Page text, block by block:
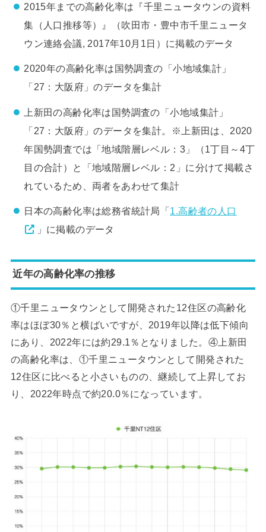
2015年までの高齢化率は『千里ニュータウンの資料
集（人口推移等）』（吹田市・豊中市千里ニュータ
ウン連絡会議, 2017年10月1日）に掲載のデータ
2020年の高齢化率は国勢調査の「小地域集計」
「27：大阪府」のデータを集計
上新田の高齢化率は国勢調査の「小地域集計」
「27：大阪府」のデータを集計。※上新田は、2020
年国勢調査では「地域階層レベル：3」（1丁目～4丁
目の合計）と「地域階層レベル：2」に分けて掲載さ
れているため、両者をあわせて集計
日本の高齢化率は総務省統計局「1.高齢者の人口
」に掲載のデータ
近年の高齢化率の推移
①千里ニュータウンとして開発された12住区の高齢化
率はほぼ30％と横ばいですが、2019年以降は低下傾向
にあり、2022年には約29.1％となりました。④上新田
の高齢化率は、①千里ニュータウンとして開発された
12住区に比べると小さいものの、継続して上昇してお
り、2022年時点で約20.0％になっています。